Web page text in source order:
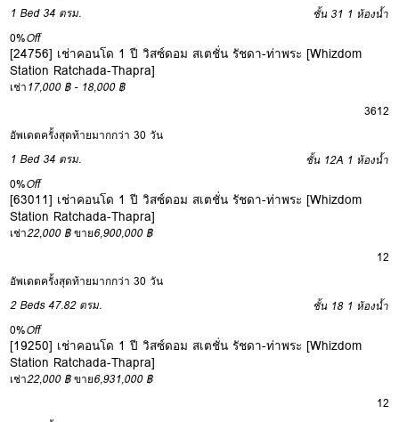
1 Bed 34 ตรม. ชั้น 31 1 ห้องน้ำ
0%Off
[24756] เช่าคอนโด 1 ปี วิสซ์ดอม สเตชั่น รัชดา-ท่าพระ [Whizdom
Station Ratchada-Thapra]
เช่า17,000 ฿ - 18,000 ฿
3612
อัพเดตครั้งสุดท้ายมากกว่า 30 วัน
1 Bed 34 ตรม. ชั้น 12A 1 ห้องน้ำ
0%Off
[63011] เช่าคอนโด 1 ปี วิสซ์ดอม สเตชั่น รัชดา-ท่าพระ [Whizdom
Station Ratchada-Thapra]
เช่า22,000 ฿ ขาย6,900,000 ฿
12
อัพเดตครั้งสุดท้ายมากกว่า 30 วัน
2 Beds 47.82 ตรม. ชั้น 18 1 ห้องน้ำ
0%Off
[19250] เช่าคอนโด 1 ปี วิสซ์ดอม สเตชั่น รัชดา-ท่าพระ [Whizdom
Station Ratchada-Thapra]
เช่า22,000 ฿ ขาย6,931,000 ฿
12